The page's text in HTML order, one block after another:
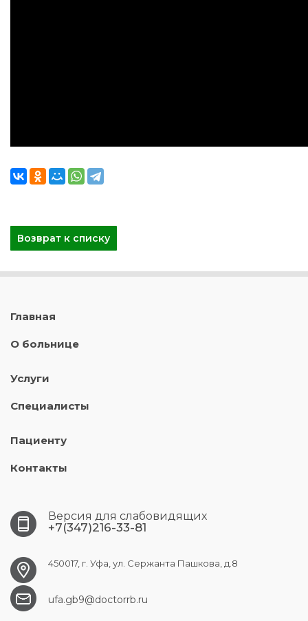
Возврат к списку
Главная
О больнице
Услуги
Специалисты
Пациенту
Контакты
Версия для слабовидящих
+7(347)216-33-81
450017, г. Уфа, ул. Сержанта Пашкова, д.8
ufa.gb9@doctorrb.ru